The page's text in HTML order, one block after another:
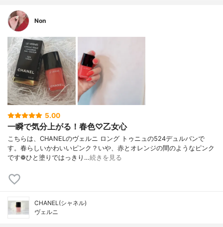
Non
5.00
一瞬で気分上がる！春色♡乙女心
こちらは、CHANELのヴェルニ ロング トゥニュの524デュルバンで
す。春らしいかわいいピンク？いや、赤とオレンジの間のようなピンク
です❁︎ひと塗りではっきり…続きを見る
CHANEL(シャネル)
ヴェルニ